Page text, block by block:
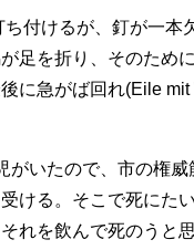
付けるが、釘が一本
足を折り、そのため
に急がば回れ(Eile
いたので、市の権
ける。そこで死にた
れを飲んで死のうと